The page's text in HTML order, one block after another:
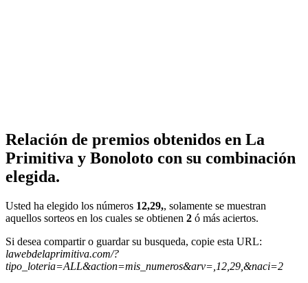
Relación de premios obtenidos en La
Primitiva y Bonoloto con su combinación
elegida.
Usted ha elegido los números 12,29,, solamente se muestran
aquellos sorteos en los cuales se obtienen 2 ó más aciertos.
Si desea compartir o guardar su busqueda, copie esta URL:
lawebdelaprimitiva.com/?
tipo_loteria=ALL&action=mis_numeros&arv=,12,29,&naci=2